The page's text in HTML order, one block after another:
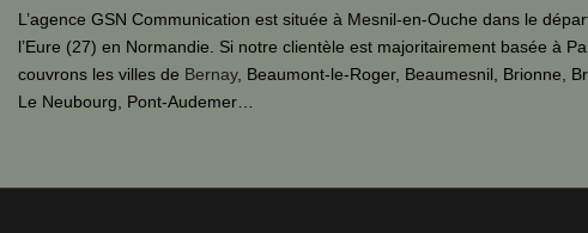
L’agence GSN Communication est située à Mesnil-en-Ouche dans le
l’Eure (27) en Normandie. Si notre clientèle est majoritairement basée à
couvrons les villes de Bernay, Beaumont-le-Roger, Beaumesnil, Brionne,
Le Neubourg, Pont-Audemer…